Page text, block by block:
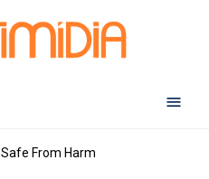
Safe From Harm